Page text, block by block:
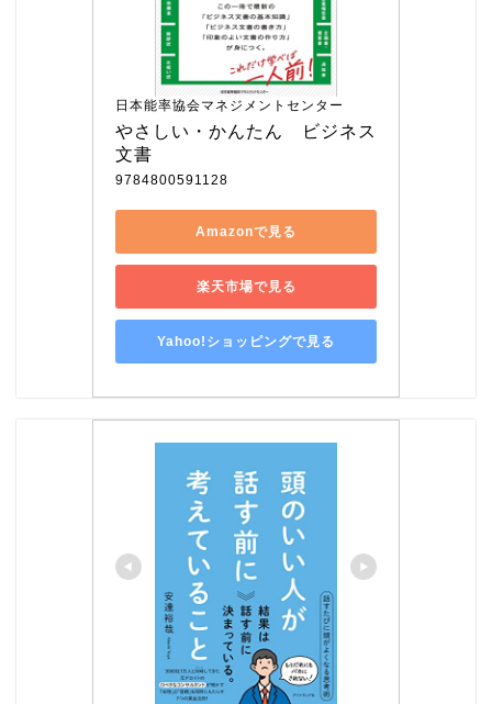
日本能率協会マネジメントセンター
やさしい・かんたん　ビジネス
文書
9784800591128
Amazonで見る
楽天市場で見る
Yahoo!ショッピングで見る